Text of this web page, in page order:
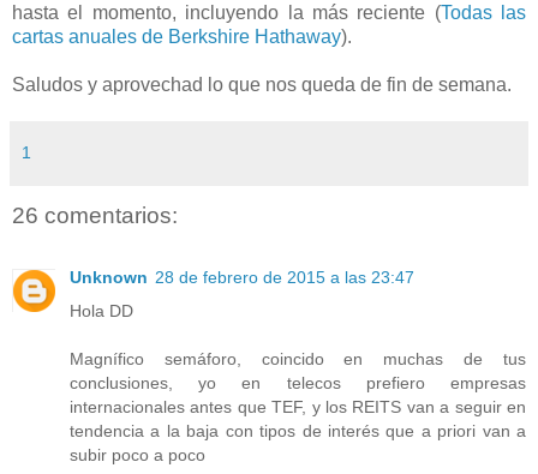
hasta el momento, incluyendo la más reciente (Todas las
cartas anuales de Berkshire Hathaway).
Saludos y aprovechad lo que nos queda de fin de semana.
1
26 comentarios:
Unknown 28 de febrero de 2015 a las 23:47
Hola DD
Magnífico semáforo, coincido en muchas de tus
conclusiones, yo en telecos prefiero empresas
internacionales antes que TEF, y los REITS van a seguir en
tendencia a la baja con tipos de interés que a priori van a
subir poco a poco